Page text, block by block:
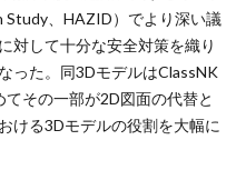
、HAZID）でより深い議
対して十分な安全対策を織り
った。同3DモデルはClassNK
その一部が2D図面の代替と
ける3Dモデルの役割を大幅に